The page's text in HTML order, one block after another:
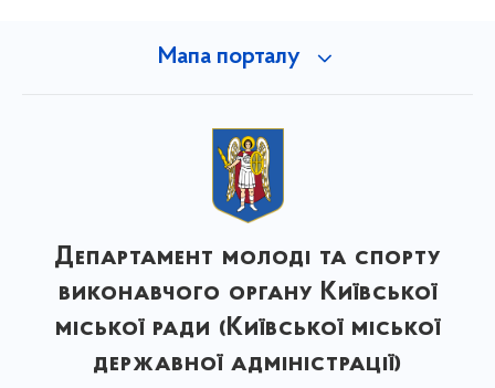
Мапа порталу
Департамент молоді та спорту
виконавчого органу Київської
міської ради (Київської міської
державної адміністрації)